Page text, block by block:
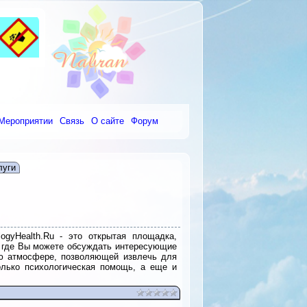
Связь О сайте Форум
- это открытая площадка,
Вы можете обсуждать интересующие
атмосфере, позволяющей извлечь для
психологическая помощь, а еще и